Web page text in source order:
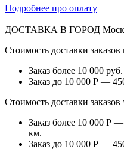
Подробнее про оплату
ДОСТАВКА В ГОРОД
Стоимость доставки
Заказ более 10 000
Заказ до 10 000 Р —
Стоимость доставки
Заказ более 10 000 Р
км.
Заказ до 10 000 Р —